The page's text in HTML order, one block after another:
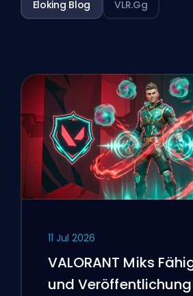
Eloking Blog VLR.gg
11 Jul 2026
VALORANT Miks
und